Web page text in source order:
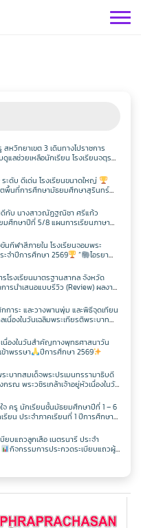
หวิทยาเขต 3 เดินทางไปราชการ
แลช่วยเหลือนักเรียน โรงเรียนจตุร
ระดับ ดีเด่น โรงเรียนขนาดใหญ่
ตพื้นที่การศึกษามัธยมศึกษาสุรินทร์
นางสาวณัฏฐณิชา ศรีแก้ว
5/8 แผนการเรียนภาษา
ษาจีน HSK 2
นกีฬาสีภายใน โรงเรียนจอมพระ
ะจำปีการศึกษา 2569 “
ไอรยา
รโรงเรียนมาตรฐานสากล จังหวัด
ารนำเสนอแบบรีวิว (Review) ผลงาน
: IS) ผ่านช่องทางสื่อสังคมออนไลน์
า ประจำปี 2569
การะ และวางพานพุ่ม และพิธีจุดเทียน
นื่องในวันเฉลิมพระเกียรติพระบาท
กูร กิติสิริสมบูรณอดุลยเดช สยามินท
รมนาถบพิตร พระวชิรเกล้าเจ้าอยู่หัว
เนื่องในวันสำคัญทางพุทธศาสนาวัน
าพรรษา
ปีการศึกษา 2569
ะบาทสมเด็จพระปรเมนทรรามาธิบดี
รณ พระวชิรเกล้าเจ้าอยู่หัวเนื่องในวัน
รกฎาคม พ.ศ.2569
ใจ ครู นักเรียนชั้นมัธยมศึกษาปีที่ 1 – 6
รียน ประจำภาคเรียนที่ 1 ปีการศึกษา
ยบแถวลูกเสือ เนตรนารี ประจำ
กิจกรรมการประกวดระเบียบแถวผู้